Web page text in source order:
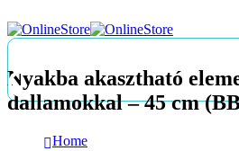
Nyakba akasztható
dallamokkal – 45 cm
Home